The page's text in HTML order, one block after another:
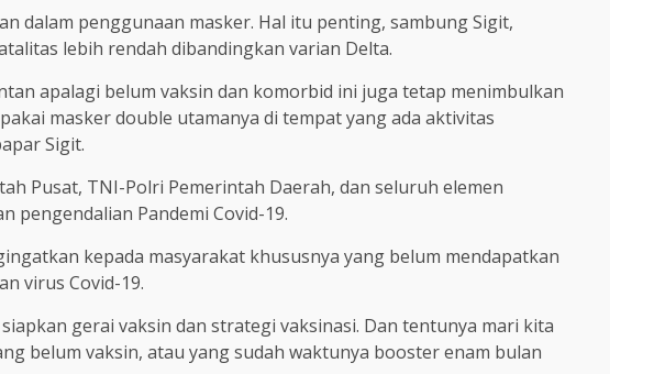
dalam penggunaan masker. Hal itu penting, sambung Sigit,
lebih rendah dibandingkan varian Delta.
apalagi belum vaksin dan komorbid ini juga tetap menimbulkan
masker double utamanya di tempat yang ada aktivitas
Sigit.
Pusat, TNI-Polri Pemerintah Daerah, dan seluruh elemen
pengendalian Pandemi Covid-19.
kepada masyarakat khususnya yang belum mendapatkan
virus Covid-19.
gerai vaksin dan strategi vaksinasi. Dan tentunya mari kita
belum vaksin, atau yang sudah waktunya booster enam bulan